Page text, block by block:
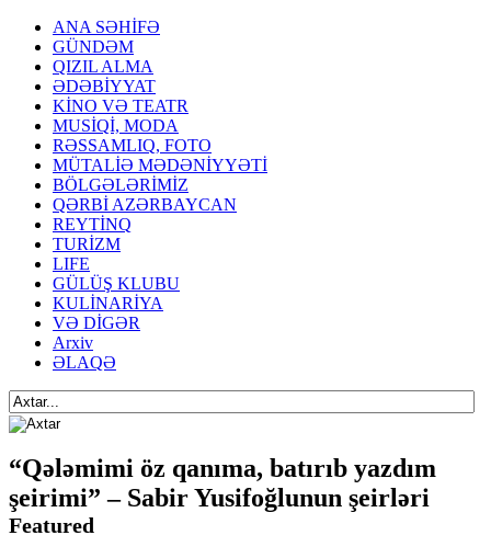
ANA SƏHİFƏ
GÜNDƏM
QIZIL ALMA
ƏDƏBİYYAT
KİNO VƏ TEATR
MUSİQİ, MODA
RƏSSAMLIQ, FOTO
MÜTALİƏ MƏDƏNİYYƏTİ
BÖLGƏLƏRİMİZ
QƏRBİ AZƏRBAYCAN
REYTİNQ
TURİZM
LIFE
GÜLÜŞ KLUBU
KULİNARİYA
VƏ DİGƏR
Arxiv
ƏLAQƏ
“Qələmimi öz qanıma, batırıb yazdım
şeirimi” – Sabir Yusifoğlunun şeirləri
Featured